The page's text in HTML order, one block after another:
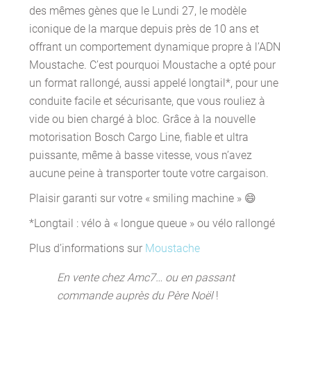
des mêmes gènes que le Lundi 27, le modèle
iconique de la marque depuis près de 10 ans et
offrant un comportement dynamique propre à l’ADN
Moustache. C’est pourquoi Moustache a opté pour
un format rallongé, aussi appelé longtail*, pour une
conduite facile et sécurisante, que vous rouliez à
vide ou bien chargé à bloc. Grâce à la nouvelle
motorisation Bosch Cargo Line, fiable et ultra
puissante, même à basse vitesse, vous n’avez
aucune peine à transporter toute votre cargaison.
Plaisir garanti sur votre « smiling machine » 😄
*Longtail : vélo à « longue queue » ou vélo rallongé
Plus d’informations sur Moustache
En vente chez Amc7… ou en passant
commande auprès du Père Noël!